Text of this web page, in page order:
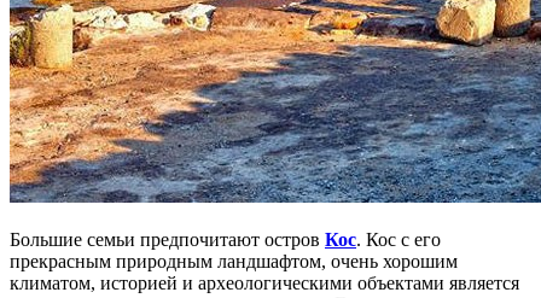
Большие семьи предпочитают остров Кос. Кос с его
прекрасным природным ландшафтом, очень хорошим
климатом, историей и археологическими объектами является